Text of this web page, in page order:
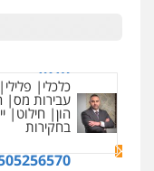
חדאד
כלכלי פלילי
עבירות מס
הון חילוט
בחקירות